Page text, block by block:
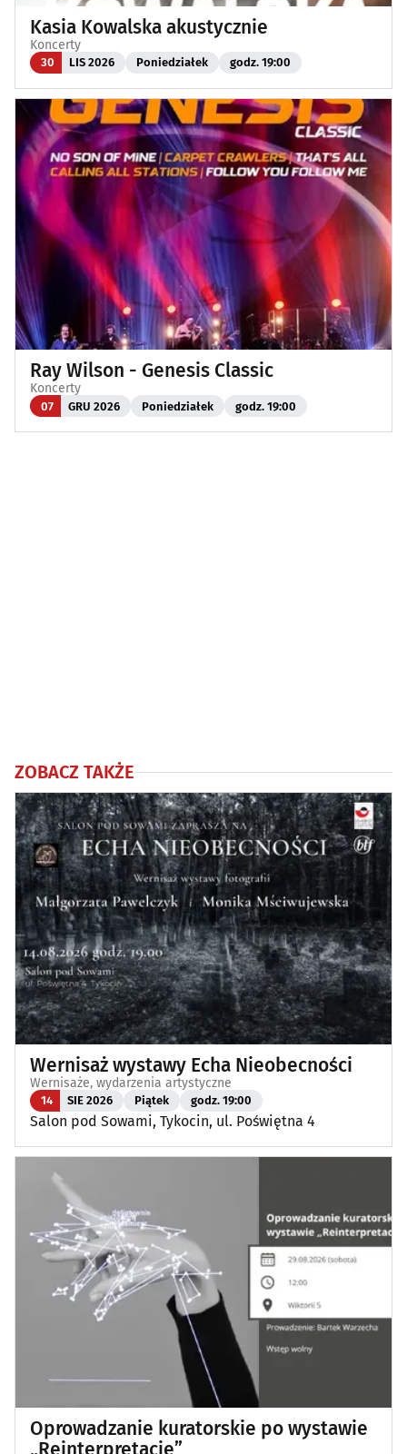
Kasia Kowalska akustycznie
Koncerty
30 LIS 2026 Poniedziałek godz. 19:00
Ray Wilson - Genesis Classic
Koncerty
07 GRU 2026 Poniedziałek godz. 19:00
ZOBACZ TAKŻE
Wernisaż wystawy Echa Nieobecności
Wernisaże, wydarzenia artystyczne
14 SIE 2026 Piątek godz. 19:00
Salon pod Sowami, Tykocin, ul. Poświętna 4
Oprowadzanie kuratorskie po wystawie